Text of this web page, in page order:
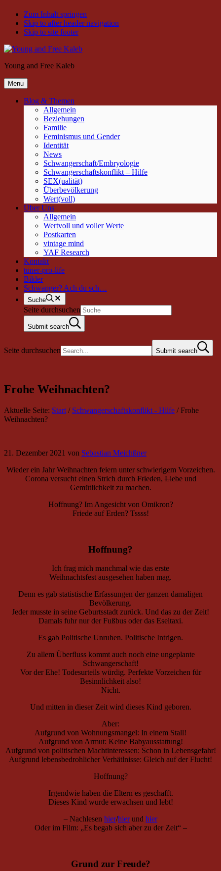
Zum Inhalt springen
Skip to after header navigation
Skip to site footer
Young and Free Kaleb
Menu
Blog & Themen
Allgemein
Beziehungen
Familie
Feminismus und Gender
Identität
News
Schwangerschaft/Embryologie
Schwangerschaftskonflikt – Hilfe
SEX(ualität)
Überbevölkerung
Wert(voll)
Über Uns
Allgemein
Wertvoll und voller Werte
Postkarten
vintage mind
YAF Research
Kontakt
tuner-pro-life
Bilder
Schwanger? Ach du sch…
Suche
Seite durchsuchen
Submit search
Seite durchsuchen Submit search
Frohe Weihnachten?
Aktuelle Seite: Start / Schwangerschaftskonflikt - Hilfe /Frohe
Weihnachten?
21. Dezember 2021 von Sebastian Meichßner
Wieder ein Jahr Weihnachten feiern unter schwierigem Vorzeichen.
Corona versucht einen Strich durchFrieden,Liebeund
Gemütlichkeitzu machen.
Hoffnung? Im Angesicht von Omikron?
Friede auf Erden? Tssss!
Hoffnung?
Ich frag mich manchmal wie das erste
Weihnachtsfest ausgesehen haben mag.
Denn es gab statistische Erfassungen der ganzen damaligen
Bevölkerung.
Jeder musste in seine Geburtsstadt zurück. Und das zu der Zeit!
Damals fuhr nur der Fußbus oder das Eseltaxi.
Es gab Politische Unruhen. Politische Intrigen.
Zu allem Überfluss kommt auch noch eine ungeplante
Schwangerschaft!
Vor der Ehe! Todesurteils würdig. Perfekte Vorzeichen für
Besinnlichkeit also!
Nicht.
Und mitten in dieser Zeit wird dieses Kind geboren.
Aber:
Aufgrund von Wohnungsmangel: In einem Stall!
Aufgrund von Armut: Keine Babyausstattung!
Aufgrund von politischen Machtinteressen: Schon in Lebensgefahr!
Aufgrund lebensbedrohlicher Verhätlnisse: Gleich auf der Flucht!
Hoffnung?
Irgendwie haben die Eltern es geschafft.
Dieses Kind wurde erwachsen und lebt!
– Nachlesen hier/hierund hier
Oder im Film: „Es begab sich aber zu der Zeit“ –
Grund zur Freude?